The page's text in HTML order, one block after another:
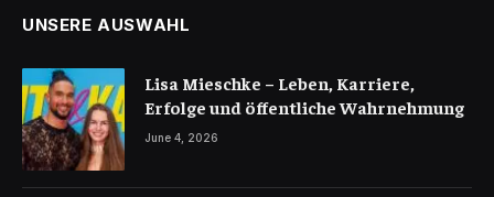
UNSERE AUSWAHL
Lisa Mieschke – Leben, Karriere,
Erfolge und öffentliche Wahrnehmung
June 4, 2026